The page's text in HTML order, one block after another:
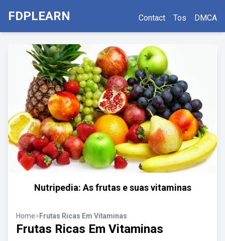
FDPLEARN Contact Tos DMCA
Nutripedia: As frutas e suas vitaminas
Home>Frutas Ricas Em Vitaminas
Frutas Ricas Em Vitaminas